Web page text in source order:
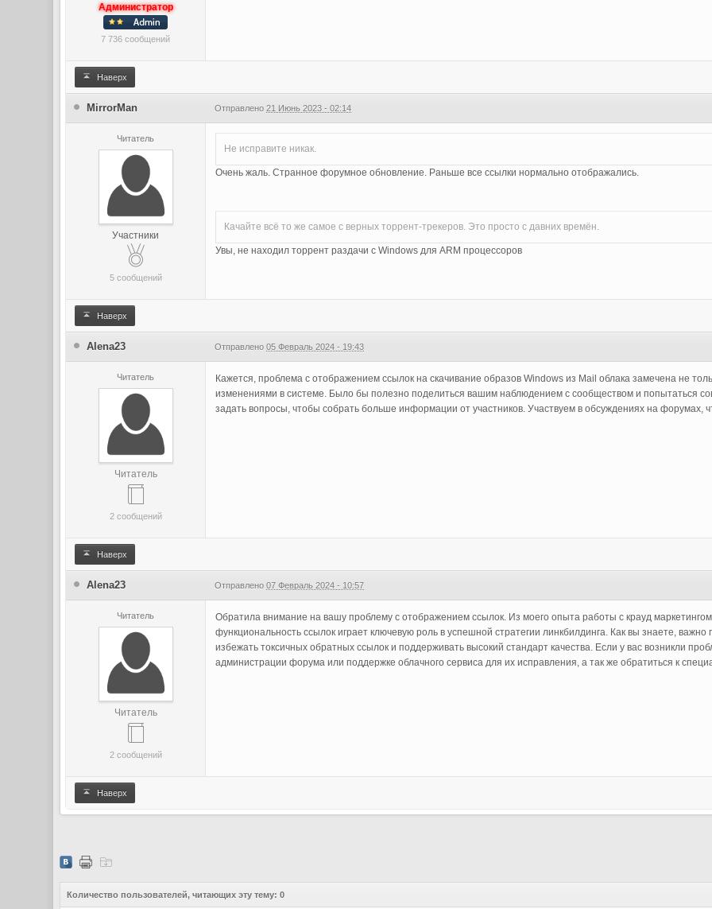
Администратор
7 736 сообщений
Наверх
MirrorMan Отправлено21 Июнь 2023 - 02:14
Читатель
Участники
5 сообщений
Не исправите никак.
Очень жаль. Странное форумное обновление. Раньше все ссылки нормально отображались.
Качайте всё то же самое с верных торрент-трекеров. Это просто с давних времён.
Увы, не находил торрент раздачи с Windows для ARM процессоров
Наверх
Alena23 Отправлено05 Февраль 2024 - 19:43
Читатель
Читатель
2 сообщений
Кажется, проблема с отображением ссылок на скачивание образов Windows из Mail облака замечена не
изменениями в системе. Было бы полезно поделиться вашим наблюдением с сообществом и попытаться
задать вопросы, чтобы собрать больше информации от участников. Участвуем в обсуждениях на
Наверх
Alena23 Отправлено07 Февраль 2024 - 10:57
Читатель
Читатель
2 сообщений
Обратила внимание на вашу проблему с отображением ссылок. Из моего опыта работы с крауд
функциональность ссылок играет ключевую роль в успешной стратегии линкбилдинга. Как вы знаете,
избежать токсичных обратных ссылок и поддерживать высокий стандарт качества. Если у вас возникли
администрации форума или поддержке облачного сервиса для их исправления, а так же обратиться к
Наверх
Количество пользователей, читающих эту тему: 0